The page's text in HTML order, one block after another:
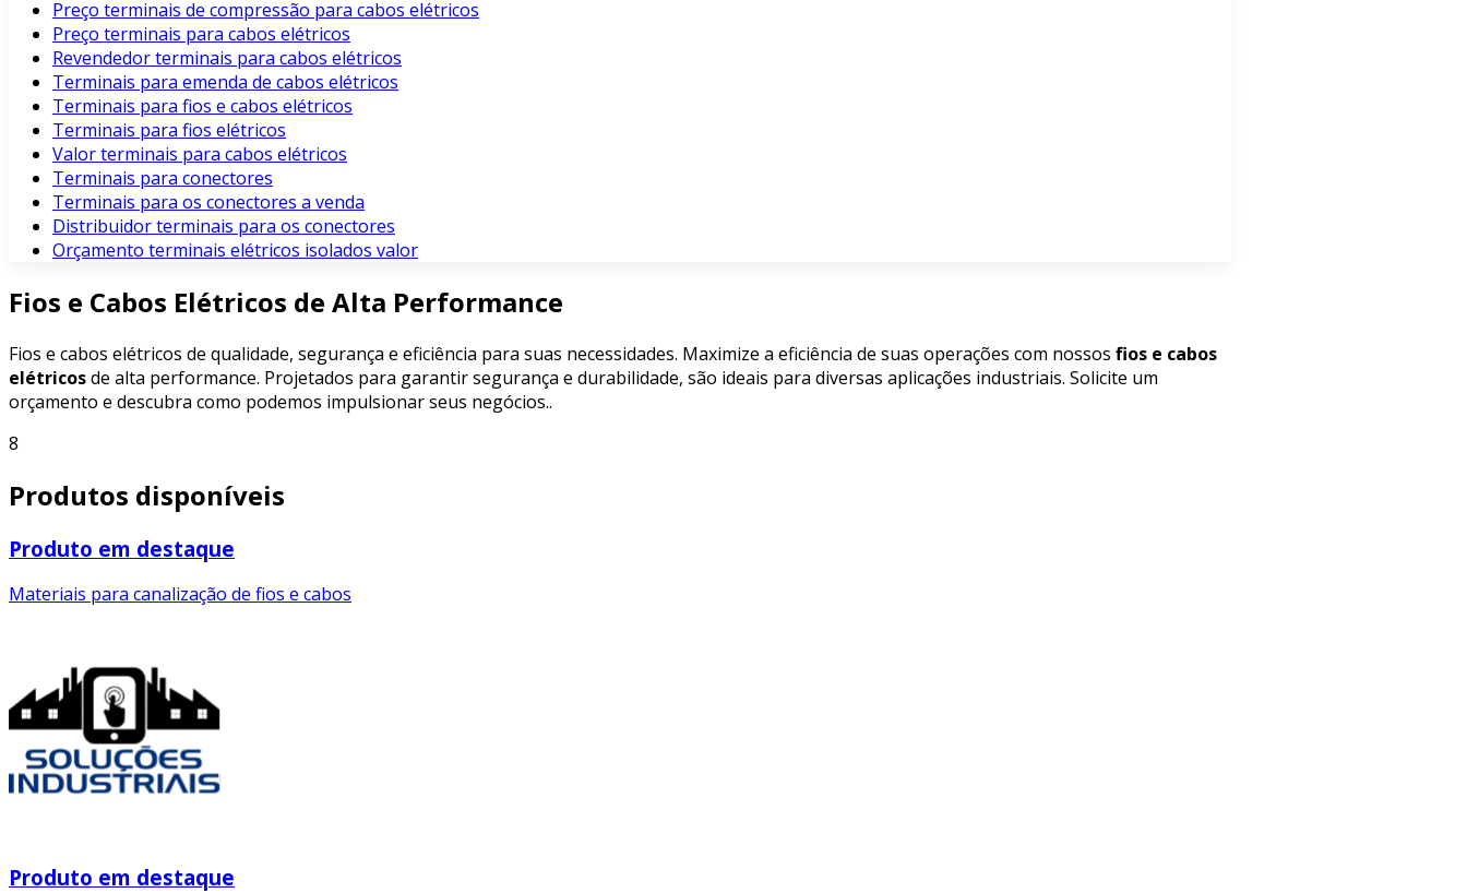
Preço terminais de compressão para cabos elétricos
Preço terminais para cabos elétricos
Revendedor terminais para cabos elétricos
Terminais para emenda de cabos elétricos
Terminais para fios e cabos elétricos
Terminais para fios elétricos
Valor terminais para cabos elétricos
Terminais para conectores
Terminais para os conectores a venda
Distribuidor terminais para os conectores
Orçamento terminais elétricos isolados valor
Fios e Cabos Elétricos de Alta Performance
Fios e cabos elétricos de qualidade, segurança e eficiência para suas necessidades. Maximize a eficiência de suas operações com nossos fios e cabos
elétricosde alta performance. Projetados para garantir segurança e durabilidade, são ideais para diversas aplicações industriais. Solicite um
orçamento e descubra como podemos impulsionar seus negócios..
8
Produtos disponíveis
Produto em destaque
Materiais para canalização de fios e cabos
Produto em destaque